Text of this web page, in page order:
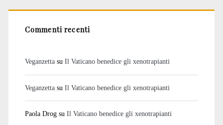
Commenti recenti
Veganzettasu Il Vaticano benedice gli xenotrapianti
Veganzettasu Il Vaticano benedice gli xenotrapianti
Paola Drogsu Il Vaticano benedice gli xenotrapianti